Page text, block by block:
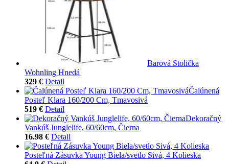
Barová Stolička
Wohnling Hnedá
329 € Detail
Čalúnená
Posteľ Klara 160/200 Cm, Tmavosivá
519 € Detail
Dekoračný
Vankúš Junglelife, 60/60cm, Čierna
16.98 € Detail
Posteľná Zásuvka Young Biela/svetlo Sivá, 4 Kolieska